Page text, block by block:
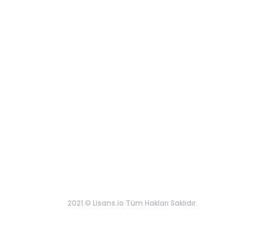
2021 © Lisans.io Tüm Hakları Saklıdır.